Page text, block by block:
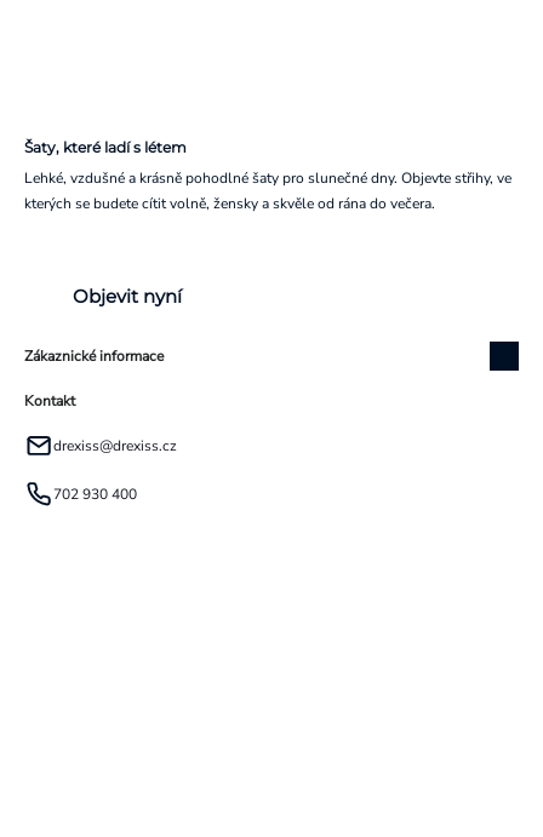
Šaty, které ladí s létem
Lehké, vzdušné a krásně pohodlné šaty pro slunečné dny. Objevte střihy, ve
kterých se budete cítit volně, žensky a skvěle od rána do večera.
Objevit nyní
Zákaznické informace
Kontakt
drexiss@drexiss.cz
702 930 400